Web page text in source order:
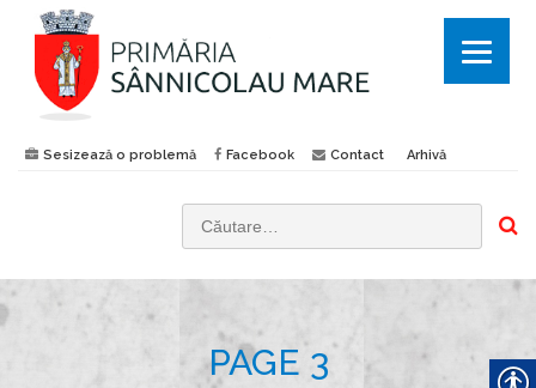
Sesizează o problemă Facebook Contact Arhivă
PAGE 3